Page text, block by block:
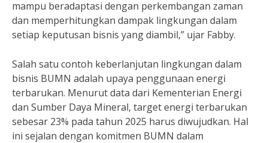
mampu beradaptasi dengan perkembangan zaman
dan memperhitungkan dampak lingkungan dalam
setiap keputusan bisnis yang diambil,” ujar Fabby.
Salah satu contoh keberlanjutan lingkungan dalam
bisnis BUMN adalah upaya penggunaan energi
terbarukan. Menurut data dari Kementerian Energi
dan Sumber Daya Mineral, target energi terbarukan
sebesar 23% pada tahun 2025 harus diwujudkan. Hal
ini sejalan dengan komitmen BUMN dalam